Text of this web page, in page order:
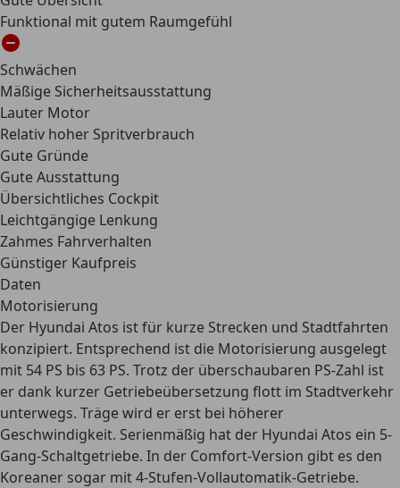
Funktional mit gutem Raumgefühl
Schwächen
Mäßige Sicherheitsausstattung
Lauter Motor
Relativ hoher Spritverbrauch
Gute Gründe
Gute Ausstattung
Übersichtliches Cockpit
Leichtgängige Lenkung
Zahmes Fahrverhalten
Günstiger Kaufpreis
Daten
Motorisierung
Der Hyundai Atos istfür kurze Strecken und Stadtfahrten
konzipiert. Entsprechend ist die Motorisierung ausgelegt
mit 54 PS bis 63 PS. Trotz der überschaubaren PS-Zahl ist
er dank kurzer Getriebeübersetzung flott im Stadtverkehr
unterwegs. Träge wird er erst bei höherer
Geschwindigkeit. Serienmäßig hat der Hyundai Atos ein 5-
Gang-Schaltgetriebe. In der Comfort-Version gibt es den
Koreaner sogar mit 4-Stufen-Vollautomatik-Getriebe.